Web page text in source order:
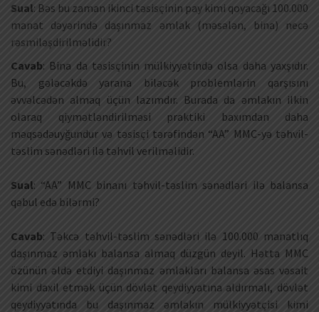
Sual: Bəs bu zaman ikinci təsisçinin pay kimi qoyacağı 100.000
manat dəyərində daşınmaz əmlak (məsələn, bina) necə
rəsmiləşdirilməlidir?
Cavab: Bina da təsisçinin mülkiyyətində olsa daha yaxşıdır.
Bu, gələcəkdə yarana biləcək problemlərin qarşısını
əvvəlcədən almaq üçün lazımdır. Burada da əmlakın ilkin
olaraq qiymətləndirilməsi praktiki baxımdan daha
məqsədəuyğundur və təsisçi tərəfindən “AA” MMC-yə təhvil-
təslim sənədləri ilə təhvil verilməlidir.
Sual: “AA” MMC binanı təhvil-təslim sənədləri ilə balansa
qəbul edə bilərmi?
Cavab: Təkcə təhvil-təslim sənədləri ilə 100.000 manatlıq
daşınmaz əmlakı balansa almaq düzgün deyil. Hətta MMC
özünün əldə etdiyi daşınmaz əmlakları balansa əsas vəsait
kimi daxil etmək üçün dövlət qeydiyyatına aldırmalı, dövlət
qeydiyyatında bu daşınmaz əmlakın mülkiyyətçisi kimi